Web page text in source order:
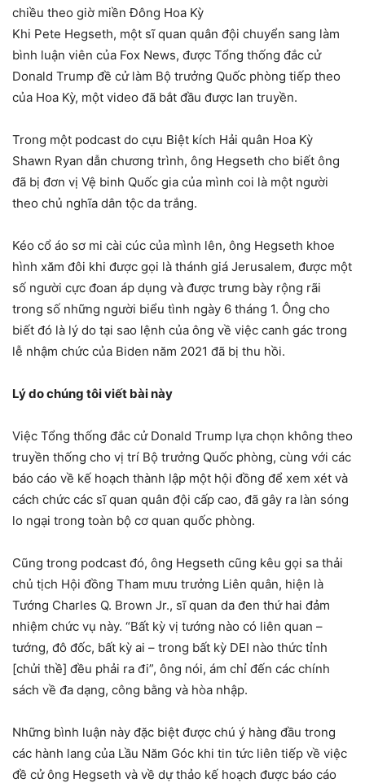
chiều theo giờ miền Đông Hoa Kỳ
Khi Pete Hegseth, một sĩ quan quân đội chuyển sang làm
bình luận viên của Fox News, được Tổng thống đắc cử
Donald Trump đề cử làm Bộ trưởng Quốc phòng tiếp theo
của Hoa Kỳ, một video đã bắt đầu được lan truyền.
Trong một podcast do cựu Biệt kích Hải quân Hoa Kỳ
Shawn Ryan dẫn chương trình, ông Hegseth cho biết ông
đã bị đơn vị Vệ binh Quốc gia của mình coi là một người
theo chủ nghĩa dân tộc da trắng.
Kéo cổ áo sơ mi cài cúc của mình lên, ông Hegseth khoe
hình xăm đôi khi được gọi là thánh giá Jerusalem, được một
số người cực đoan áp dụng và được trưng bày rộng rãi
trong số những người biểu tình ngày 6 tháng 1. Ông cho
biết đó là lý do tại sao lệnh của ông về việc canh gác trong
lễ nhậm chức của Biden năm 2021 đã bị thu hồi.
Lý do chúng tôi viết bài này
Việc Tổng thống đắc cử Donald Trump lựa chọn không theo
truyền thống cho vị trí Bộ trưởng Quốc phòng, cùng với các
báo cáo về kế hoạch thành lập một hội đồng để xem xét và
cách chức các sĩ quan quân đội cấp cao, đã gây ra làn sóng
lo ngại trong toàn bộ cơ quan quốc phòng.
Cũng trong podcast đó, ông Hegseth cũng kêu gọi sa thải
chủ tịch Hội đồng Tham mưu trưởng Liên quân, hiện là
Tướng Charles Q. Brown Jr., sĩ quan da đen thứ hai đảm
nhiệm chức vụ này. “Bất kỳ vị tướng nào có liên quan –
tướng, đô đốc, bất kỳ ai – trong bất kỳ DEI nào thức tỉnh
[chửi thề] đều phải ra đi”, ông nói, ám chỉ đến các chính
sách về đa dạng, công bằng và hòa nhập.
Những bình luận này đặc biệt được chú ý hàng đầu trong
các hành lang của Lầu Năm Góc khi tin tức liên tiếp về việc
đề cử ông Hegseth và về dự thảo kế hoạch được báo cáo